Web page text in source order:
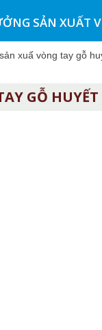
SẢN XUẤT
xuấ vòng tay gỗ
GỖ